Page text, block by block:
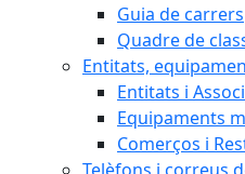
Guia de carrers
Quadre de
Entitats,
Entitats i
Equipaments
Comerços i